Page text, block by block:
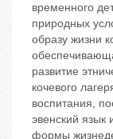
временного
природных
образу жизни
развитие
кочевого
воспитания,
эвенский язык
формы